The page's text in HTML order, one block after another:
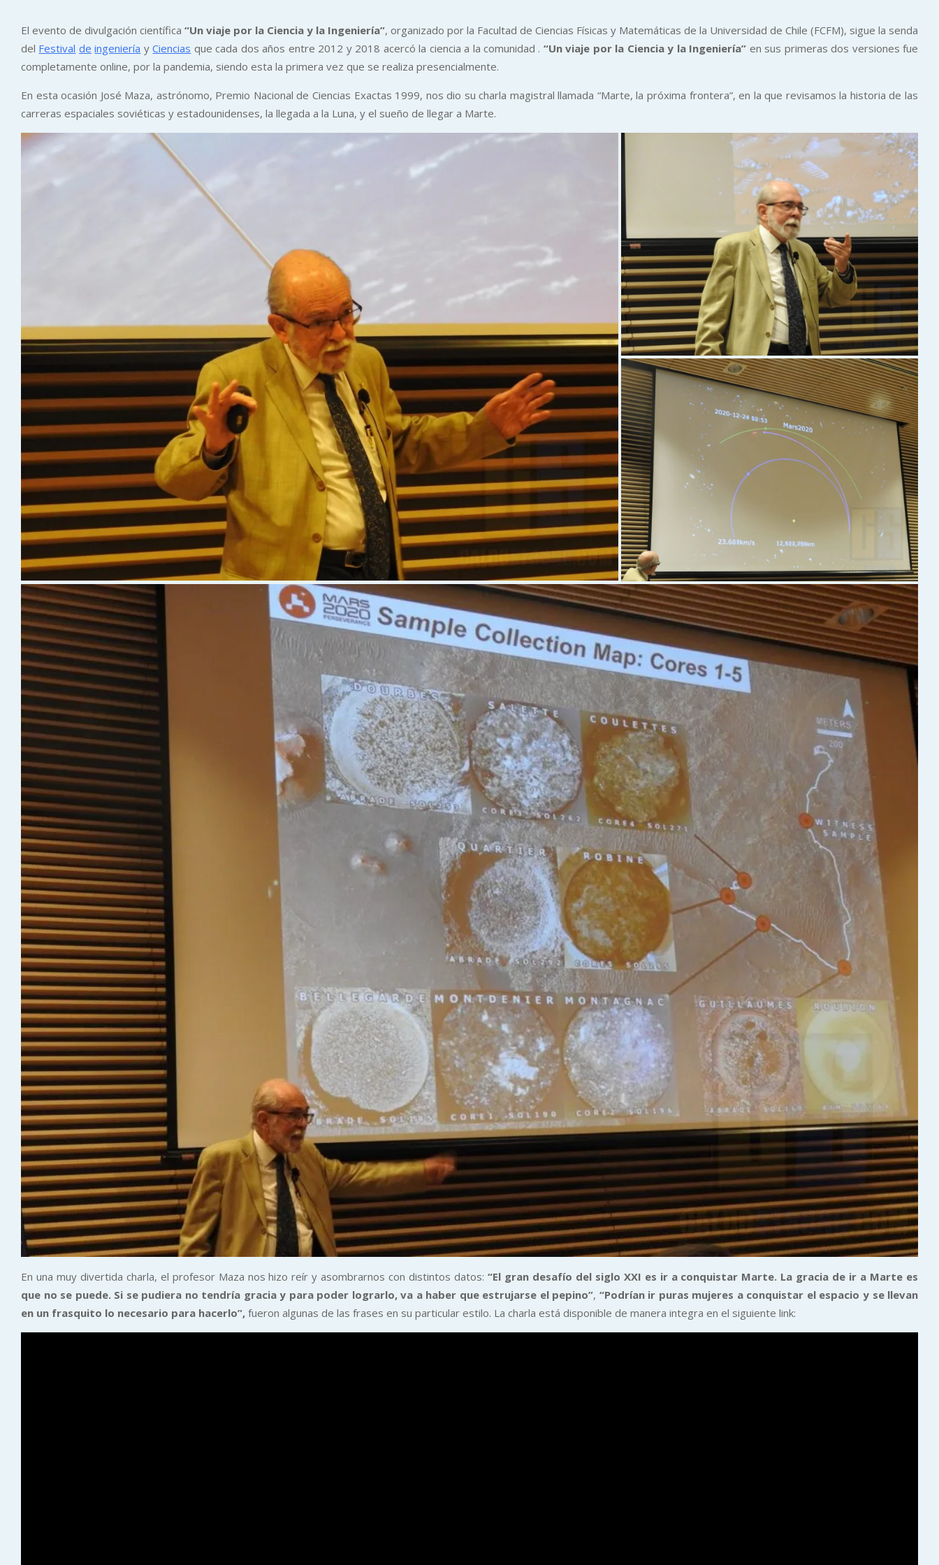
El evento de divulgación científica “Un viaje por la Ciencia y la Ingeniería”, organizado por la Facultad de Ciencias Físicas y Matemáticas de la Universidad de Chile (FCFM), sigue la senda
del Festival de ingeniería yCiencias que cada dos años entre 2012 y 2018 acercó la ciencia a la comunidad . “Un viaje por la Ciencia y la Ingeniería” en sus primeras dos versiones fue
completamente online, por la pandemia, siendo esta la primera vez que se realiza presencialmente.
En esta ocasión José Maza, astrónomo, Premio Nacional de Ciencias Exactas 1999, nos dio su charla magistral llamada “Marte, la próxima frontera”, en la que revisamos la historia de las
carreras espaciales soviéticas y estadounidenses, la llegada a la Luna, y el sueño de llegar a Marte.
En una muy divertida charla, el profesor Maza nos hizo reír y asombrarnos con distintos datos:“El gran desafío del siglo XXI es ir a conquistar Marte. La gracia de ir a Marte es
que no se puede. Si se pudiera no tendría gracia y para poder lograrlo, va a haber que estrujarse el pepino”, “Podrían ir puras mujeres a conquistar el espacio y se llevan
en un frasquito lo necesario para hacerlo”, fueron algunas de las frases en su particular estilo. La charla está disponible de manera integra en el siguiente link: